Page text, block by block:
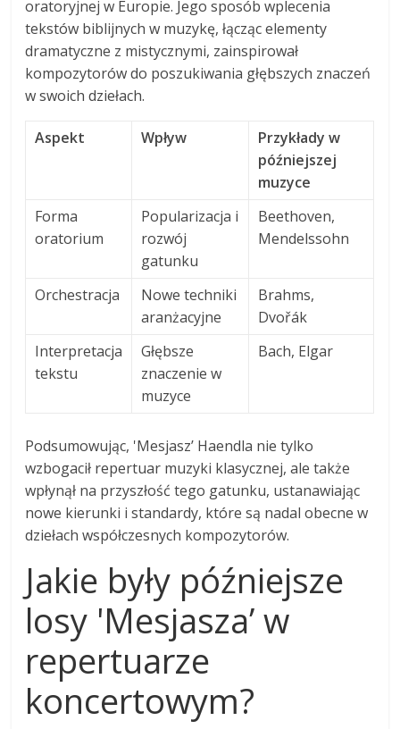
oratoryjnej w Europie. Jego sposób wplecenia
tekstów biblijnych w muzykę, łącząc elementy
dramatyczne z mistycznymi, zainspirował
kompozytorów do poszukiwania głębszych znaczeń
w swoich dziełach.
Aspekt Wpływ
Przykłady w
późniejszej
muzyce
Forma
oratorium
Popularizacja i
rozwój
gatunku
Beethoven,
Mendelssohn
Orchestracja
Nowe techniki
aranżacyjne
Brahms,
Dvořák
Interpretacja
tekstu
Głębsze
znaczenie w
muzyce
Bach, Elgar
Podsumowując, 'Mesjasz’ Haendla nie tylko
wzbogacił repertuar muzyki klasycznej, ale także
wpłynął na przyszłość tego gatunku, ustanawiając
nowe kierunki i standardy, które są nadal obecne w
dziełach współczesnych kompozytorów.
Jakie były późniejsze
losy 'Mesjasza’ w
repertuarze
koncertowym?